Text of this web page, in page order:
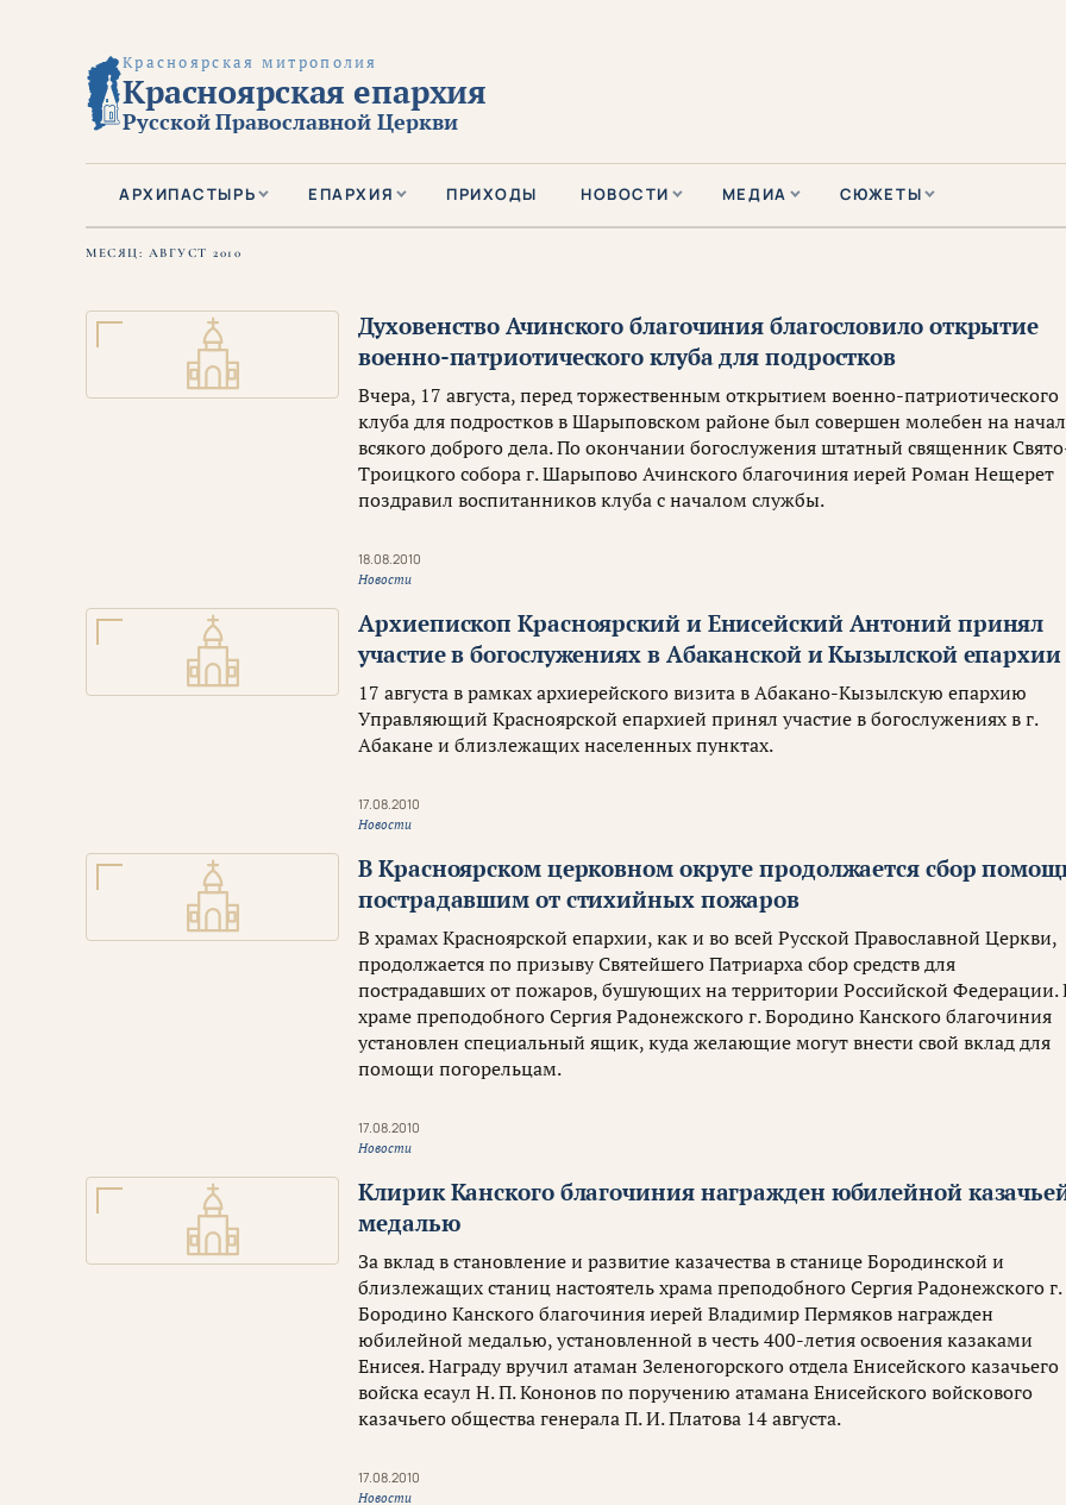
Красноярская митрополия
Красноярская епархия
Русской Православной Церкви
АРХИПАСТЫРЬ ЕПАРХИЯ ПРИХОДЫ НОВОСТИ МЕДИА СЮЖЕТЫ
МЕСЯЦ: АВГУСТ 2010
Духовенство Ачинского благочиния благословило открытие
военно-патриотического клуба для подростков
Вчера, 17 августа, перед торжественным открытием военно-патриотического
клуба для подростков в Шарыповском районе был совершен молебен на
всякого доброго дела. По окончании богослужения штатный священник
Троицкого собора г. Шарыпово Ачинского благочиния иерей Роман Нещерет
поздравил воспитанников клуба с началом службы.
18.08.2010
Новости
Архиепископ Красноярский и Енисейский Антоний принял
участие в богослужениях в Абаканской и Кызылской епархии
17 августа в рамках архиерейского визита в Абакано-Кызылскую епархию
Управляющий Красноярской епархией принял участие в богослужениях в г.
Абакане и близлежащих населенных пунктах.
17.08.2010
Новости
В Красноярском церковном округе продолжается сбор
пострадавшим от стихийных пожаров
В храмах Красноярской епархии, как и во всей Русской Православной Церкви,
продолжается по призыву Святейшего Патриарха сбор средств для
пострадавших от пожаров, бушующих на территории Российской Федерации.
храме преподобного Сергия Радонежского г. Бородино Канского благочиния
установлен специальный ящик, куда желающие могут внести свой вклад для
помощи погорельцам.
17.08.2010
Новости
Клирик Канского благочиния награжден юбилейной
медалью
За вклад в становление и развитие казачества в станице Бородинской и
близлежащих станиц настоятель храма преподобного Сергия Радонежского г.
Бородино Канского благочиния иерей Владимир Пермяков награжден
юбилейной медалью, установленной в честь 400-летия освоения казаками
Енисея. Награду вручил атаман Зеленогорского отдела Енисейского казачьего
войска есаул Н. П. Кононов по поручению атамана Енисейского войскового
казачьего общества генерала П. И. Платова 14 августа.
17.08.2010
Новости